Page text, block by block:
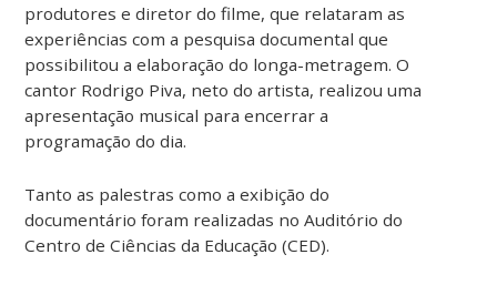
produtores e diretor do filme, que relataram as
experiências com a pesquisa documental que
possibilitou a elaboração do longa-metragem. O
cantor Rodrigo Piva, neto do artista, realizou uma
apresentação musical para encerrar a
programação do dia.
Tanto as palestras como a exibição do
documentário foram realizadas no Auditório do
Centro de Ciências da Educação (CED).